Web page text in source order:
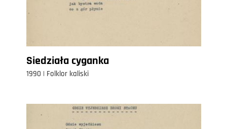
Siedziała cyganka
1990 | Folklor kaliski